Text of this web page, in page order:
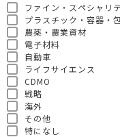
ファイン・スペシャリ
プラスチック・容器・
農薬・農業資材
電子材料
自動車
ライフサイエンス
CDMO
戦略
海外
その他
特になし